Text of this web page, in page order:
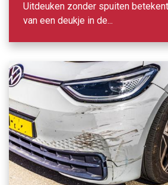
Uitdeuken zonder spuiten
van een deukje in de...